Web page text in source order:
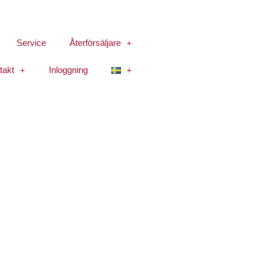
Service Återförsäljare
Inloggning